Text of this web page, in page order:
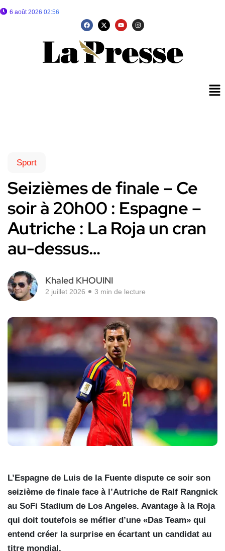
6 août 2026 02:56
Sport
Seizièmes de finale – Ce
soir à 20h00 : Espagne –
Autriche : La Roja un cran
au-dessus…
Khaled KHOUINI
2 juillet 2026 3 min de lecture
L’Espagne de Luis de la Fuente dispute ce soir son
seizième de finale face à l’Autriche de Ralf Rangnick
au SoFi Stadium de Los Angeles. Avantage à la Roja
qui doit toutefois se méfier d’une «Das Team» qui
entend créer la surprise en écartant un candidat au
titre mondial.